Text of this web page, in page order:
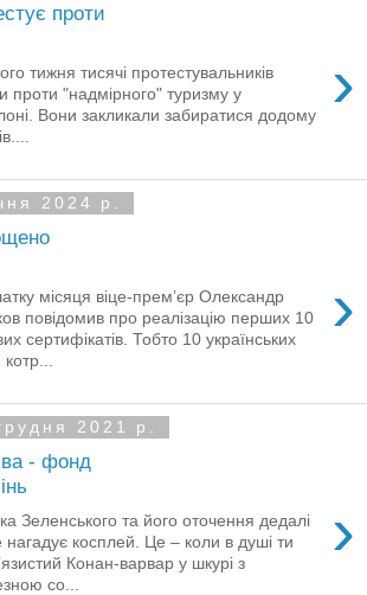
проти
›
тижня тисячі протестувальників
проти "надмірного" туризму у
Вони закликали забиратися додому
2024 р.
›
місяця віце-прем’єр Олександр
повідомив про реалізацію перших 10
сертифікатів. Тобто 10 українських
2021 р.
- фонд
›
Зеленського та його оточення дедалі
нагадує косплей. Це – коли в душі ти
Конан-варвар у шкурі з
со...